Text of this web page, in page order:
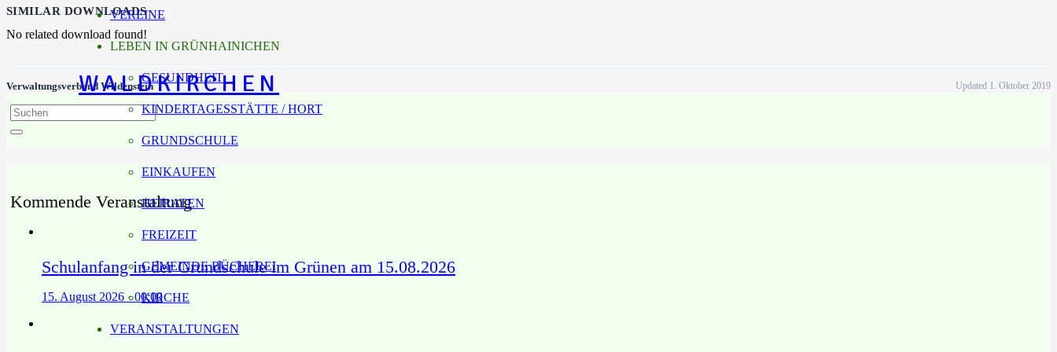
WALDKIRCHEN
VEREINE
LEBEN IN GRÜNHAINICHEN
GESUNDHEIT
KINDERTAGESSTÄTTE / HORT
GRUNDSCHULE
EINKAUFEN
HEIRATEN
FREIZEIT
GEMEINDE BÜCHEREI
KIRCHE
VERANSTALTUNGEN
SIMILAR DOWNLOADS
No related download found!
Verwaltungsverband Wildenstein Updated 1. Oktober 2019
Kommende Veranstaltung
Schulanfang in der Grundschule im Grünen am 15.08.2026
15. August 2026 · 00:00